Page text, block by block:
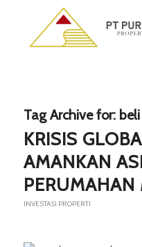
Tag Archive for:
KRISIS
AMANKAN
INVESTASI PROPERTI